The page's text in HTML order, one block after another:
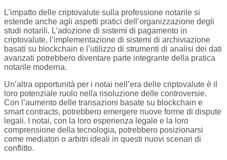
L’impatto delle criptovalute sulla professione notarile si
estende anche agli aspetti pratici dell’organizzazione degli
studi notarili. L’adozione di sistemi di pagamento in
criptovalute, l’implementazione di sistemi di archiviazione
basati su blockchain e l’utilizzo di strumenti di analisi dei dati
avanzati potrebbero diventare parte integrante della pratica
notarile moderna.
Un’altra opportunità per i notai nell’era delle criptovalute è il
loro potenziale ruolo nella risoluzione delle controversie.
Con l’aumento delle transazioni basate su blockchain e
smart contracts, potrebbero emergere nuove forme di dispute
legali. I notai, con la loro esperienza legale e la loro
comprensione della tecnologia, potrebbero posizionarsi
come mediatori o arbitri ideali in questi nuovi scenari di
conflitto.